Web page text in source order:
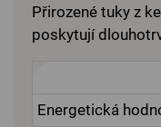
Přirozené tuky z
poskytují
Energetická